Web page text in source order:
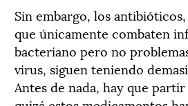
Sin embargo, los
que únicamente combaten
bacteriano pero no
virus, siguen teniendo
Antes de nada, hay que partir